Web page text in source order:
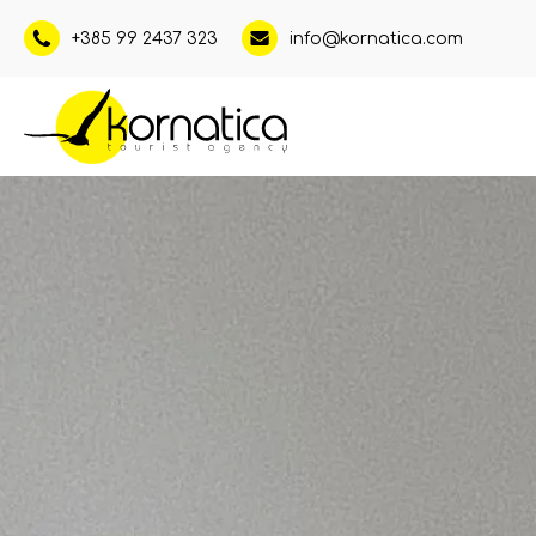
+385 99 2437 323 info@kornatica.com